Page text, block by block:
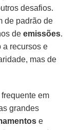
desafios.
de padrão de
deemissões.
a recursos e
mas de
em
grandes
e